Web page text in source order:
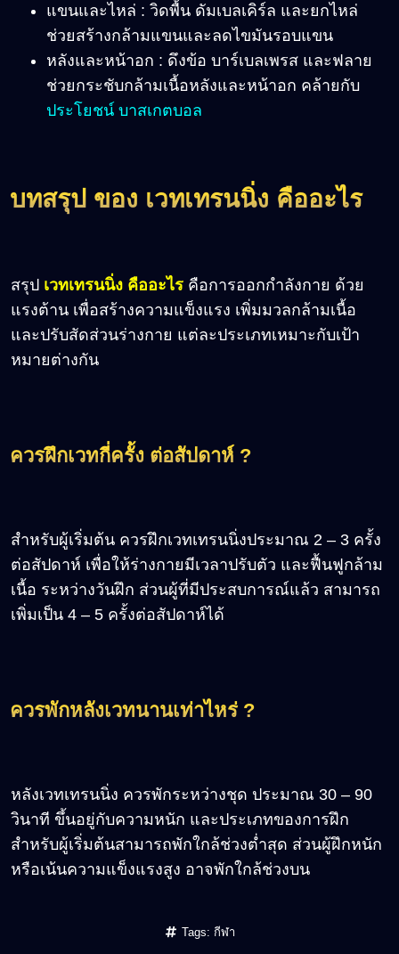
แขนและไหล่ : วิดพื้น ดัมเบลเคิร์ล และยกไหล่
ช่วยสร้างกล้ามแขนและลดไขมันรอบแขน
หลังและหน้าอก : ดึงข้อ บาร์เบลเพรส และฟลาย
ช่วยกระชับกล้ามเนื้อหลังและหน้าอก คล้ายกับ
ประโยชน์ บาสเกตบอล
บทสรุป ของ เวทเทรนนิ่ง คืออะไร
สรุป เวทเทรนนิ่ง คืออะไร คือการออกกำลังกาย ด้วย
แรงต้าน เพื่อสร้างความแข็งแรง เพิ่มมวลกล้ามเนื้อ
และปรับสัดส่วนร่างกาย แต่ละประเภทเหมาะกับเป้า
หมายต่างกัน
ควรฝึกเวทกี่ครั้ง ต่อสัปดาห์ ?
สำหรับผู้เริ่มต้น ควรฝึกเวทเทรนนิ่งประมาณ 2 – 3 ครั้ง
ต่อสัปดาห์ เพื่อให้ร่างกายมีเวลาปรับตัว และฟื้นฟูกล้าม
เนื้อ ระหว่างวันฝึก ส่วนผู้ที่มีประสบการณ์แล้ว สามารถ
เพิ่มเป็น 4 – 5 ครั้งต่อสัปดาห์ได้
ควรพักหลังเวทนานเท่าไหร่ ?
หลังเวทเทรนนิ่ง ควรพักระหว่างชุด ประมาณ 30 – 90
วินาที ขึ้นอยู่กับความหนัก และประเภทของการฝึก
สำหรับผู้เริ่มต้นสามารถพักใกล้ช่วงต่ำสุด ส่วนผู้ฝึกหนัก
หรือเน้นความแข็งแรงสูง อาจพักใกล้ช่วงบน
Tags: กีฬา